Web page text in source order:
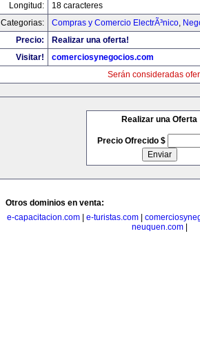
Longitud:
18 caracteres
Categorias:
Compras y Comercio ElectrÃ³nico,
Precio:
Realizar una oferta!
Visitar!
comerciosynegocios.com
Serán consideradas
Realizar una Oferta
Precio Ofrecido $
Otros dominios en venta:
e-capacitacion.com
e-turistas.com
neuquen.com|